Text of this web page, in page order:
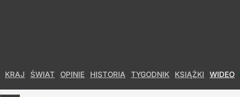
KRAJ ŚWIAT OPINIE HISTORIA TYGODNIK KSIĄŻKI WIDEO